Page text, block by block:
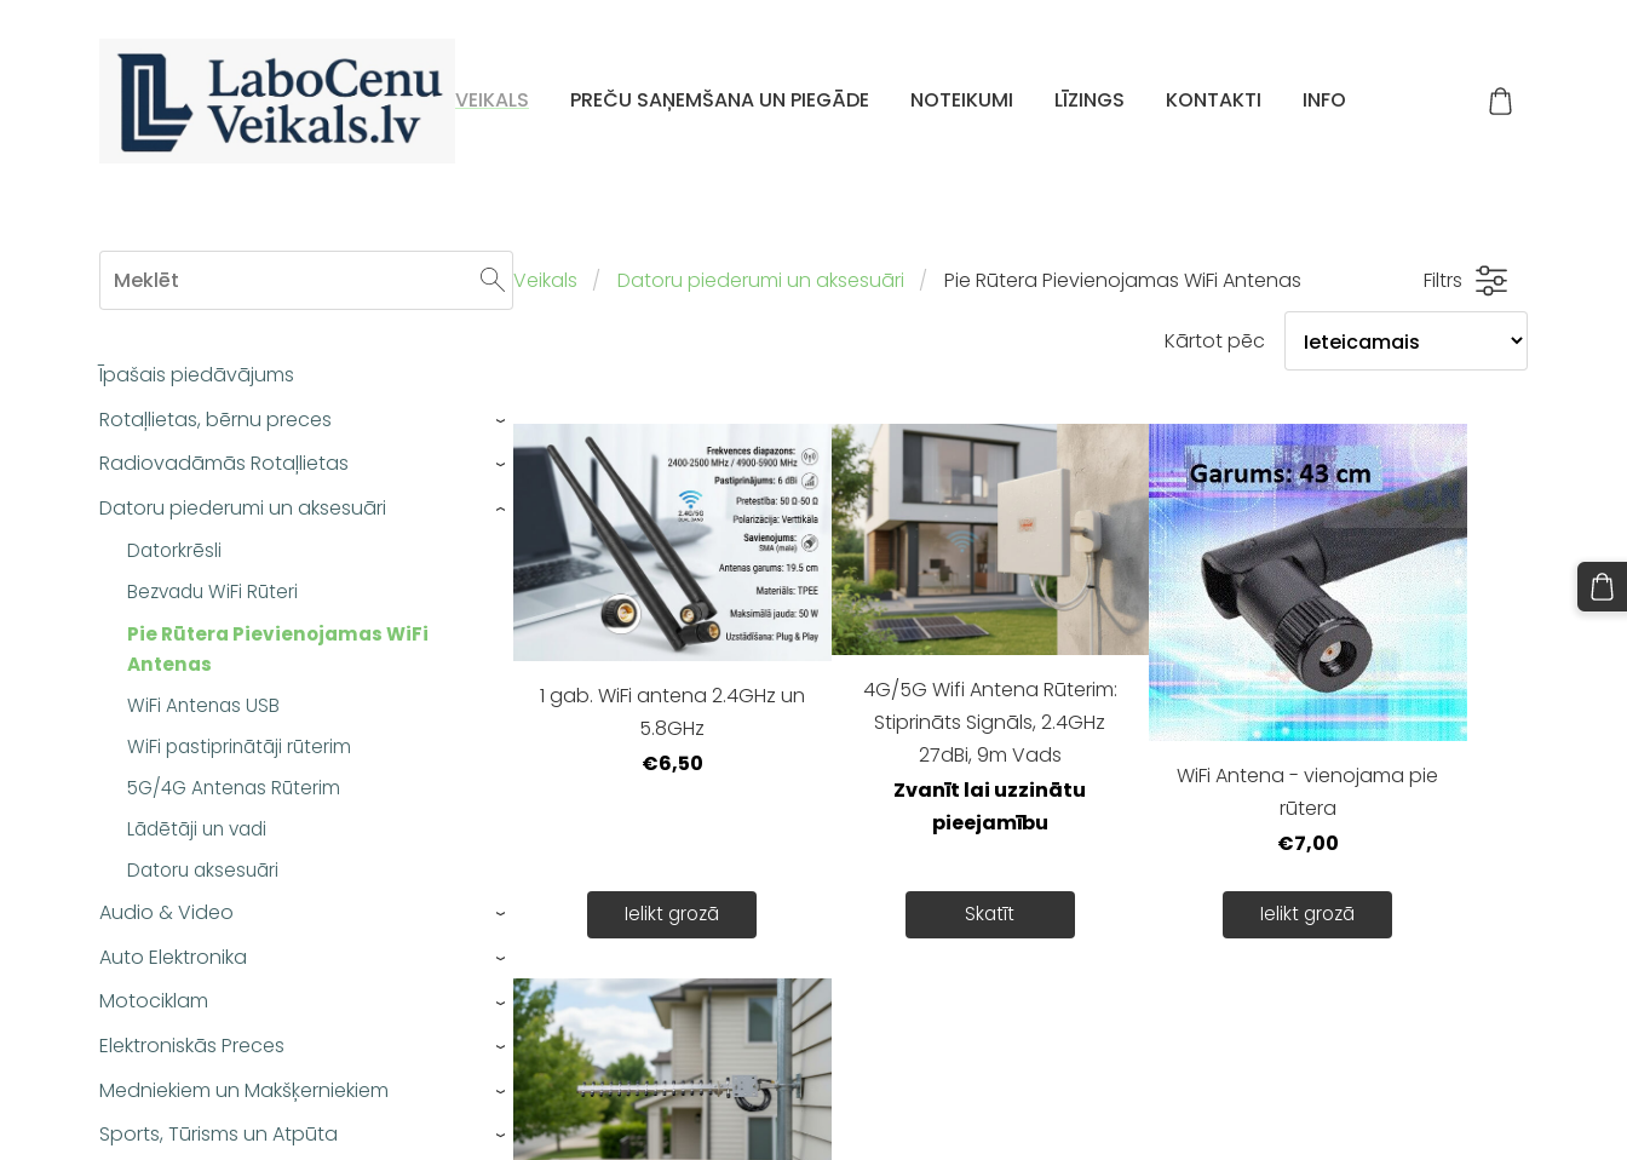
VEIKALS PREČU SAŅEMŠANA UN PIEGĀDE NOTEIKUMI LĪZINGS KONTAKTI INFO
Īpašais piedāvājums
Rotaļlietas, bērnu preces
›
Radiovadāmās Rotaļlietas ›
Datoru piederumi un aksesuāri
Datorkrēsli
Bezvadu WiFi Rūteri
Pie Rūtera Pievienojamas WiFi
Antenas
WiFi Antenas USB
WiFi pastiprinātāji rūterim
5G/4G Antenas Rūterim
Lādētāji un vadi
Datoru aksesuāri
›
Audio & Video ›
Auto Elektronika ›
Motociklam ›
Elektroniskās Preces ›
Medniekiem un Makšķerniekiem ›
Sports, Tūrisms un Atpūta ›
Veikals Datoru piederumi un aksesuāri Pie Rūtera Pievienojamas WiFi Antenas Filtrs
Kārtot pēc
1 gab. WiFi antena 2.4GHz un
5.8GHz
€6,50
Ielikt grozā
4G/5G Wifi Antena Rūterim:
Stiprināts Signāls, 2.4GHz
27dBi, 9m Vads
Zvanīt lai uzzinātu
pieejamību
Skatīt
WiFi Antena - vienojama pie
rūtera
€7,00
Ielikt grozā